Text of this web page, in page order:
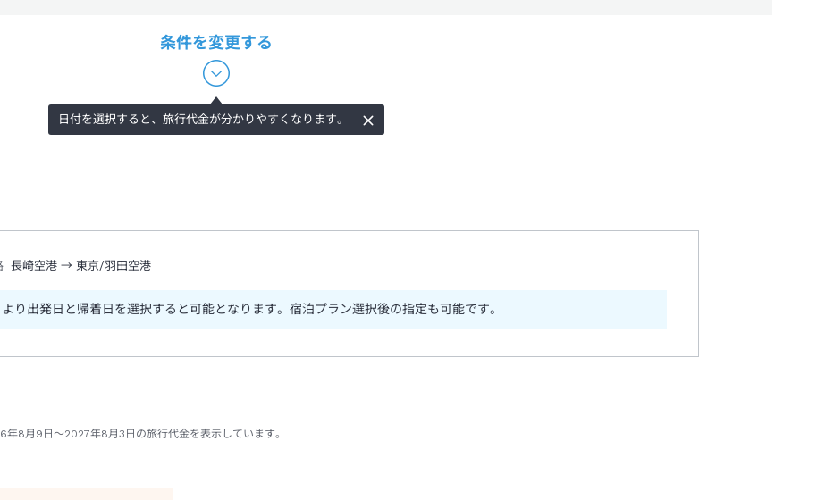
日付を選択すると、旅行代金が分かりやすくなります。
長崎空港→ 東京/羽田空港
り出発日と帰着日を選択すると可能となります。宿泊プラン選択後の指定も可能です。
8月9日～2027年8月3日の旅行代金を表示しています。